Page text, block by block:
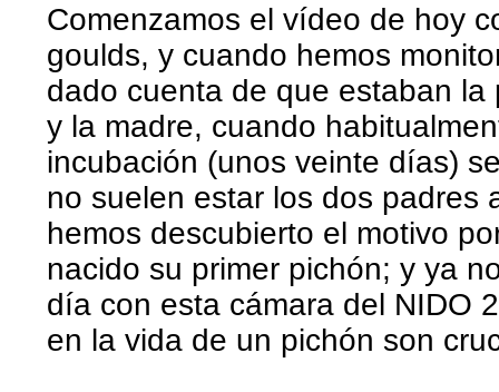
Comenzamos el vídeo de hoy
goulds, y cuando hemos
dado cuenta de que estaban
y la madre, cuando
incubación (unos veinte días)
no suelen estar los dos padres
hemos descubierto el motivo
nacido su primer pichón; y ya
día con esta cámara del NIDO
en la vida de un pichón son